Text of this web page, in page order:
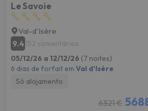
Le Savoie
Val-d'Isère
9.4152 comentários
05/12/26 a 12/12/26 (7 noites)
6 dias de forfait em Val d'Isère
Só alojamento
6321 €